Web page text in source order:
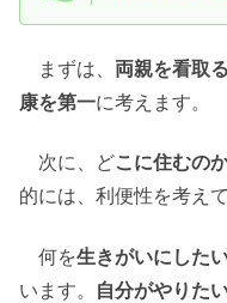
まずは、 両親を看取る
康を第一に考えます。
次に、どこに住むの
的には、利便性を考えて
何を生きがいにした
います。 自分がやりた